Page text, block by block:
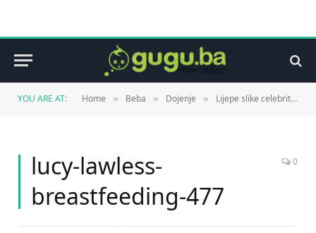
YOU ARE AT: Home » Beba » Dojenje » Lijepe slike celebrity mama dojilja
lucy-lawless-
breastfeeding-477
0